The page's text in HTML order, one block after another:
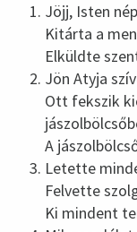
Jöjj, Isten
Kitárta a
Elküldte
Jön Atyja
Ott fekszik
A
Letette
Felvette
Ki mindent